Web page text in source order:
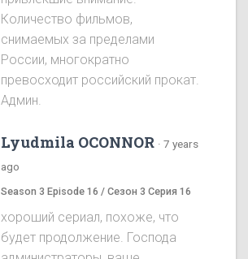
Количество фильмов,
снимаемых за пределами
России, многократно
превосходит российский прокат.
Админ.
Lyudmila OCONNOR · 7 years
ago
Season 3 Episode 16 / Сезон 3 Серия 16
хороший сериал, похоже, что
будет продолжение. Господа